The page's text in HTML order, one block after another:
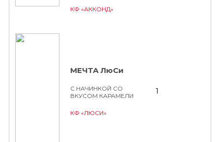
КФ «АККОНД»
МЕЧТА ЛюСи
С НАЧИНКОЙ СО
ВКУСОМ КАРАМЕЛИ
КФ «ЛЮСИ»
1